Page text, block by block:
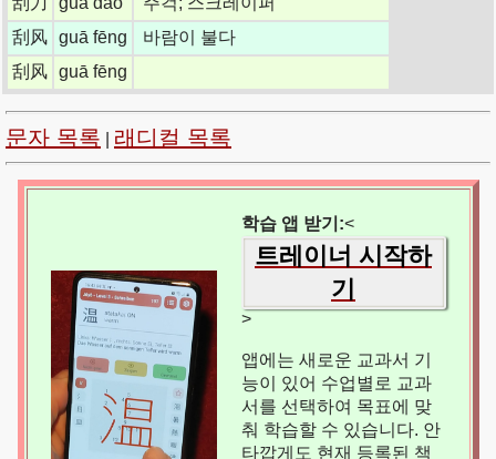
刮风 guā fēng
바람이 불다
刮风 guā fēng
문자 목록 래디컬 목록
학습 앱 받기:<
트레이너 시작하
기
>
앱에는 새로운 교과서 기
능이 있어 수업별로 교과
서를 선택하여 목표에 맞
춰 학습할 수 있습니다. 안
타깝게도 현재 등록된 책